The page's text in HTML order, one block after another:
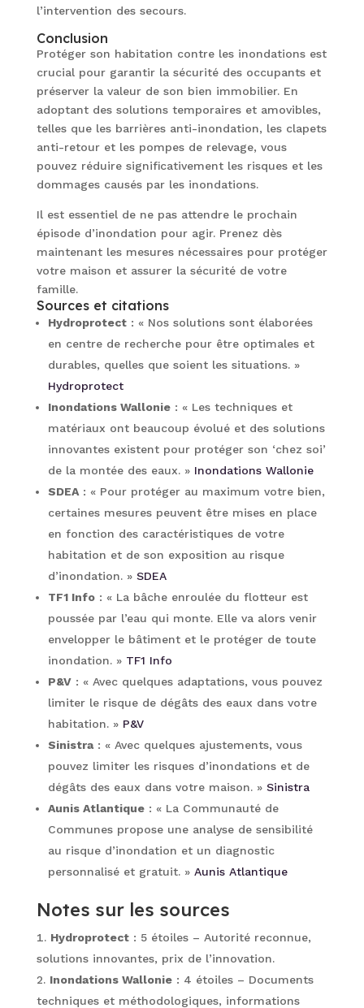
l’intervention des secours.
Conclusion
Protéger son habitation contre les inondations est
crucial pour garantir la sécurité des occupants et
préserver la valeur de son bien immobilier. En
adoptant des solutions temporaires et amovibles,
telles que les barrières anti-inondation, les clapets
anti-retour et les pompes de relevage, vous
pouvez réduire significativement les risques et les
dommages causés par les inondations.
Il est essentiel de ne pas attendre le prochain
épisode d’inondation pour agir. Prenez dès
maintenant les mesures nécessaires pour protéger
votre maison et assurer la sécurité de votre
famille.
Sources et citations
Hydroprotect: « Nos solutions sont élaborées
en centre de recherche pour être optimales et
durables, quelles que soient les situations. »
Hydroprotect
Inondations Wallonie: « Les techniques et
matériaux ont beaucoup évolué et des solutions
innovantes existent pour protéger son ‘chez soi’
de la montée des eaux. » Inondations Wallonie
SDEA: « Pour protéger au maximum votre bien,
certaines mesures peuvent être mises en place
en fonction des caractéristiques de votre
habitation et de son exposition au risque
d’inondation. » SDEA
TF1 Info: « La bâche enroulée du flotteur est
poussée par l’eau qui monte. Elle va alors venir
envelopper le bâtiment et le protéger de toute
inondation. » TF1 Info
P&V: « Avec quelques adaptations, vous pouvez
limiter le risque de dégâts des eaux dans votre
habitation. » P&V
Sinistra: « Avec quelques ajustements, vous
pouvez limiter les risques d’inondations et de
dégâts des eaux dans votre maison. » Sinistra
Aunis Atlantique: « La Communauté de
Communes propose une analyse de sensibilité
au risque d’inondation et un diagnostic
personnalisé et gratuit. » Aunis Atlantique
Notes sur les sources
Hydroprotect: 5 étoiles – Autorité reconnue,
solutions innovantes, prix de l’innovation.
Inondations Wallonie: 4 étoiles – Documents
techniques et méthodologiques, informations